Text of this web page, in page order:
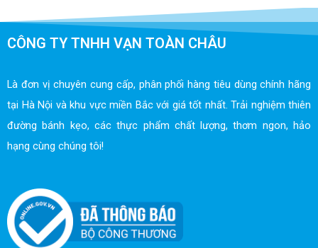
CÔNG TY TNHH VẠN TOÀN CHÂU
Là đơn vị chuyên cung cấp, phân phối hàng tiêu dùng chính hãng
tại Hà Nội và khu vực miền Bắc với giá tốt nhất. Trải nghiệm thiên
đường bánh kẹo, các thực phẩm chất lượng, thơm ngon, hảo
hạng cùng chúng tôi!